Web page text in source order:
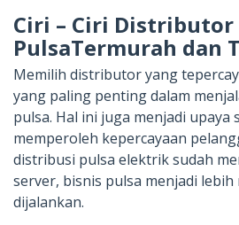
Ciri – Ciri Distributor
PulsaTermurah dan
Memilih distributor yang
yang paling penting dalam
pulsa. Hal ini juga menjadi upaya
memperoleh kepercayaan
distribusi pulsa elektrik sudah
server, bisnis pulsa menjadi
dijalankan.